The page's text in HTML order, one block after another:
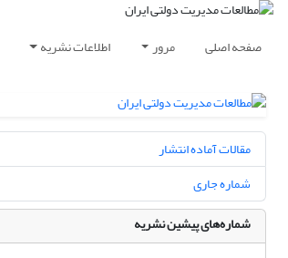
صفحه اصلی مرور اطلاعات نشریه
مقالات آماده انتشار
شماره جاری
شماره‌های پیشین نشریه